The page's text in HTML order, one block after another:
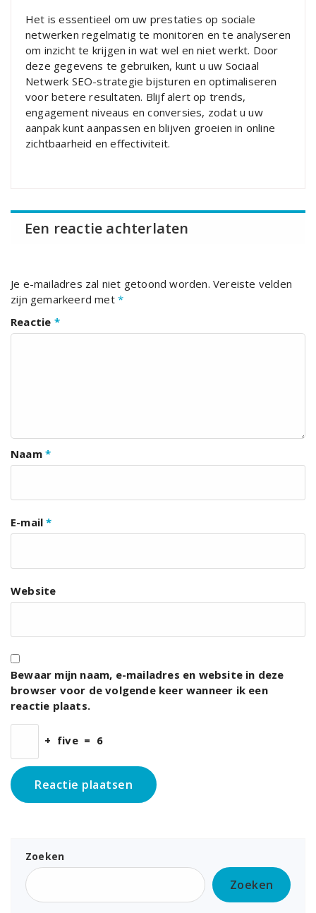
Het is essentieel om uw prestaties op sociale
netwerken regelmatig te monitoren en te analyseren
om inzicht te krijgen in wat wel en niet werkt. Door
deze gegevens te gebruiken, kunt u uw Sociaal
Netwerk SEO-strategie bijsturen en optimaliseren
voor betere resultaten. Blijf alert op trends,
engagement niveaus en conversies, zodat u uw
aanpak kunt aanpassen en blijven groeien in online
zichtbaarheid en effectiviteit.
Een reactie achterlaten
Je e-mailadres zal niet getoond worden. Vereiste velden
zijn gemarkeerd met *
Reactie *
Naam *
E-mail*
Website
Bewaar mijn naam, e-mailadres en website in deze
browser voor de volgende keer wanneer ik een
reactie plaats.
+ five = 6
Zoeken
Zoeken